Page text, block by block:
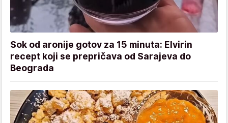
Sok od aronije gotov za 15 minuta: Elvirin
recept koji se prepričava od Sarajeva do
Beograda